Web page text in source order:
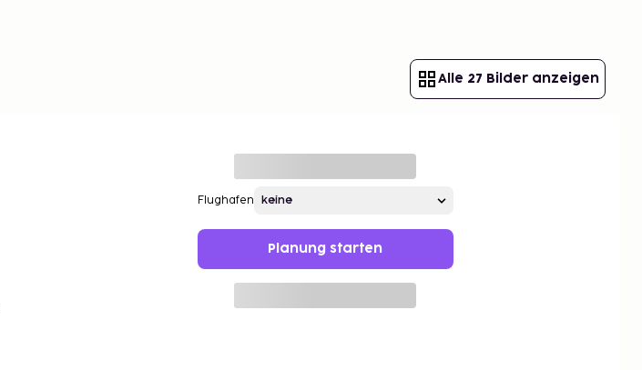
Alle 27 Bilder anzeigen
Flughafen
Planung starten